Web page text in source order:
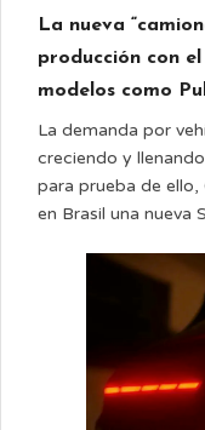
La nueva
producción con
modelos como
La demanda por
creciendo y
para prueba de
en Brasil una nueva